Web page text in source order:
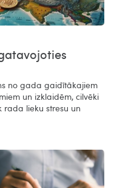
no gada gaidītākajiem
un izklaidēm, cilvēki
rada lieku stresu un